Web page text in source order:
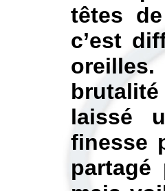
têtes
c’est
brutalité
laissé
finesse